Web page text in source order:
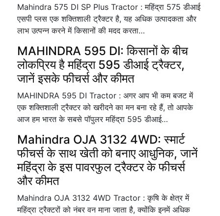
Mahindra 575 DI SP Plus Tractor : महिंद्रा 575 डीआई
एसपी प्लस एक शक्तिशाली ट्रैक्टर है, यह अधिक उत्पादकता और
लाभ उत्पन्न करने में किसानों की मदद करता…
MAHINDRA 595 DI: किसानों के बीच
लोकप्रिय है महिंद्रा 595 डीआई ट्रैक्टर,
जानें इसके फीचर्स और कीमत
MAHINDRA 595 DI Tractor : अगर आप भी कम बजट में
एक शक्तिशाली ट्रैक्टर को खरीदने का मन बना रहे हैं, तो आपके
आज हम भारत के सबसे पॉपुलर महिंद्रा 595 डीआई…
Mahindra OJA 3132 4WD: स्मार्ट
फीचर्स के साथ खेती को बनाए आधुनिक, जानें
महिंद्रा के इस पावरफुल ट्रैक्टर के फीचर्स
और कीमत
Mahindra OJA 3132 4WD Tractor : कृषि के क्षेत्र में
महिंद्रा ट्रैक्टरों को नंबर वन माना जाता है, क्योंकि इनमें अधिक